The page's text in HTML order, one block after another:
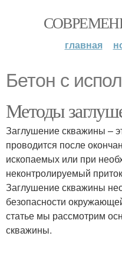
главная
Бетон с
Методы
Заглушение скважины –
проводится после
ископаемых или при
неконтролируемый
Заглушение скважины
безопасности
статье мы рассмотрим
скважины.